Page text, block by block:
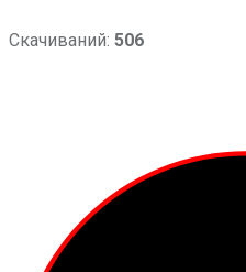
Скачиваний: 506